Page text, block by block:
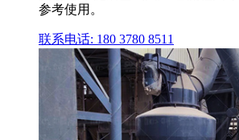
参考使用。
联系电话: 180 3780 8511